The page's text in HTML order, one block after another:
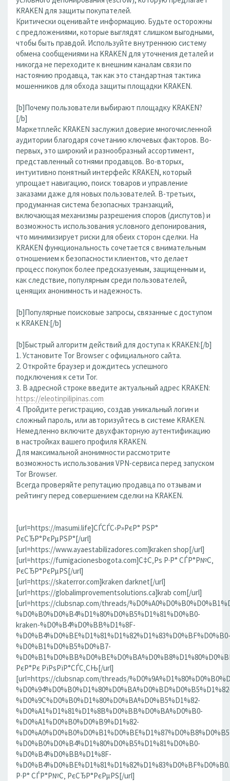
KRAKEN для защиты покупателей.
Критически оценивайте информацию. Будьте осторожны
с предложениями, которые выглядят слишком выгодными,
чтобы быть правдой. Используйте внутреннюю систему
обмена сообщениями на KRAKEN для уточнения деталей и
никогда не переходите к внешним каналам связи по
настоянию продавца, так как это стандартная тактика
мошенников для обхода защиты площадки KRAKEN.
[b]Почему пользователи выбирают площадку KRAKEN?
[/b]
Маркетплейс KRAKEN заслужил доверие многочисленной
аудитории благодаря сочетанию ключевых факторов. Во-
первых, это широкий и разнообразный ассортимент,
представленный сотнями продавцов. Во-вторых,
интуитивно понятный интерфейс KRAKEN, который
упрощает навигацию, поиск товаров и управление
заказами даже для новых пользователей. В-третьих,
продуманная система безопасных транзакций,
включающая механизмы разрешения споров (диспутов) и
возможность использования условного депонирования,
что минимизирует риски для обеих сторон сделки. На
KRAKEN функциональность сочетается с внимательным
отношением к безопасности клиентов, что делает
процесс покупок более предсказуемым, защищенным и,
как следствие, популярным среди пользователей,
ценящих анонимность и надежность.
[b]Популярные поисковые запросы, связанные с доступом
к KRAKEN:[/b]
[b]Быстрый алгоритм действий для доступа к KRAKEN:[/b]
1. Установите Tor Browser с официального сайта.
2. Откройте браузер и дождитесь успешного
подключения к сети Tor.
3. В адресной строке введите актуальный адрес KRAKEN:
https://eleotinpilipinas.com
4. Пройдите регистрацию, создав уникальный логин и
сложный пароль, или авторизуйтесь в системе KRAKEN.
Немедленно включите двухфакторную аутентификацию
в настройках вашего профиля KRAKEN.
Для максимальной анонимности рассмотрите
возможность использования VPN-сервиса перед запуском
Tor Browser.
Всегда проверяйте репутацию продавца по отзывам и
рейтингу перед совершением сделки на KRAKEN.
[url=https://masumi.life]СЃСЃС‹Р»РєР° РЅР°
РєСЂР°РєРµРЅР°[/url]
[url=https://www.ayaestabilizadores.com]kraken shop[/url]
[url=https://fumigacionesbogota.com]С‡С‚Рѕ Р·Р° СЃР°Р№С‚
РєСЂР°РєРµРЅ[/url]
[url=https://skaterror.com]kraken darknet[/url]
[url=https://globalimprovementsolutions.ca]krab com[/url]
[url=https://clubsnap.com/threads/
%D0%B0%D0%B4%D1%80%D0%B5%D1%81%D0%B0-
kraken-%D0%B4%D0%BB%D1%8F-
%D0%B4%D0%BE%D1%81%D1%82%D1%83%D0%BF%D0%B0-
%D0%B1%D0%B5%D0%B7-
РєР°Рє РїРѕРїР°СЃС‚СЊ[/url]
[url=https://clubsnap.com/threads/
%D0%9C%D0%B0%D1%80%D0%BA%D0%B5%D1%82-
%D0%A1%D1%81%D1%8B%D0%BB%D0%BA%D0%B0-
%D0%A1%D0%B0%D0%B9%D1%82-
%D0%B0%D0%B4%D1%80%D0%B5%D1%81%D0%B0-
%D0%B4%D0%BB%D1%8F-
Р·Р° СЃР°Р№С‚ РєСЂР°РєРµРЅ[/url]